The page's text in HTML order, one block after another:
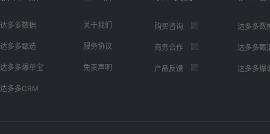
达多多数据
达多多甄选
达多多爆单宝
达多多CRM
关于我们
服务协议
免责声明
购买咨询
商务合作
产品反馈
达多多数
达多多甄
达多多爆